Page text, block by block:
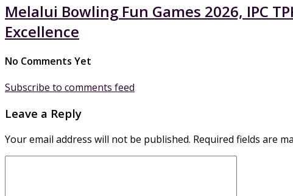
Melalui Bowling Fun Games 2026, IPC
Excellence
No Comments Yet
Subscribe to comments feed
Leave a Reply
Your email address will not be published. Required fields are